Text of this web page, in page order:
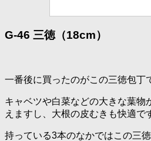
G-46 三徳（18cm）
一番後に買ったのがこの三徳包丁
キャベツや白菜などの大きな葉物
えますし、大根の皮むきも快適で
持っている3本のなかではこの三